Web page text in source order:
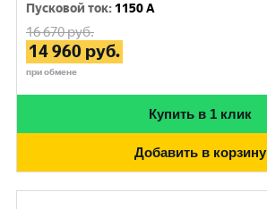
Пусковой ток: 1150 A
16 670руб.
14 960 руб.
при обмене
Купить в 1 клик
Добавить в корзину